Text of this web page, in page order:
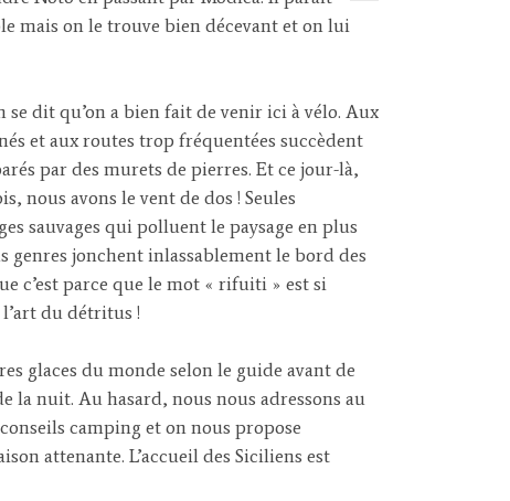
mais on le trouve bien décevant et on lui
dit qu’on a bien fait de venir ici à vélo. Aux
et aux routes trop fréquentées succèdent
par des murets de pierres. Et ce jour-là,
nous avons le vent de dos ! Seules
sauvages qui polluent le paysage en plus
genres jonchent inlassablement le bord des
c’est parce que le mot « rifuiti » est si
du détritus !
glaces du monde selon le guide avant de
la nuit. Au hasard, nous nous adressons au
camping et on nous propose
attenante. L’accueil des Siciliens est